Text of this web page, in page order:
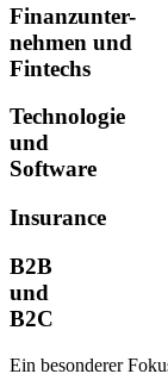
Finanzunter-
nehmen und
Fintechs
Technologie
und
Software
Insurance
B2B
und
B2C
Ein besonderer